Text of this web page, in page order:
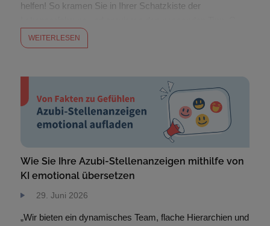
helfen! So kramen Sie in Ihrer Schatzkiste der
gemeint – aber oft fatal. In ihren letzten Workshops wurde
unserer Geschäftsführerin Felicia […]
WEITERLESEN
Wie Sie Ihre Azubi-Stellenanzeigen mithilfe von
KI emotional übersetzen
29. Juni 2026
„Wir bieten ein dynamisches Team, flache Hierarchien und